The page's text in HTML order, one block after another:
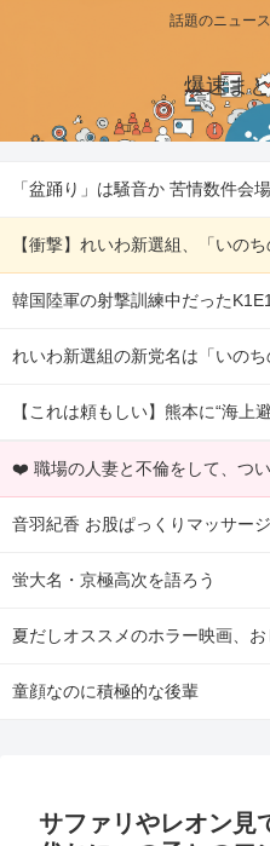
話題のニュー
爆速ま
❤️ 職場の人妻と不倫をして、つい
音羽紀香 お股ぱっくりマッサー
蛍大名・京極高次を語ろう
夏だしオススメのホラー映画、お
童顔なのに積極的な後輩
サファリやレオン見